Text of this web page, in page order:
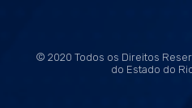
© 2020 Todos os Direitos
do Estado do